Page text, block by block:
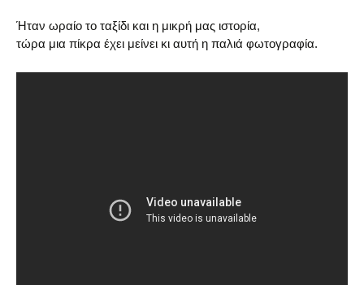
Ήταν ωραίο το ταξίδι και η μικρή μας ιστορία,
τώρα μια πίκρα έχει μείνει κι αυτή η παλιά φωτογραφία.